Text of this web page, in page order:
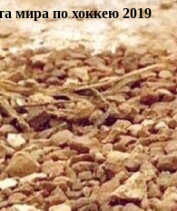
мира по хоккею 2019